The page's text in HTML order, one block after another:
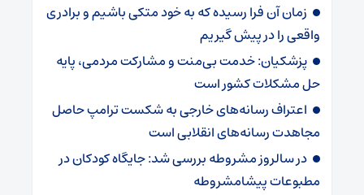
زمان آن فرا رسیده که به خود متکی باشیم و برادری
واقعی را در پیش گیریم
پزشکیان: خدمت بی‌منت و مشارکت مردمی، پایه
حل مشکلات کشور است
اعتراف رسانه‌های خارجی به شکست ترامپ حاصل
مجاهدت رسانه‌های انقلابی است
در سالروز مشروطه بررسی شد: جایگاه کودکان در
مطبوعات پیشامشروطه